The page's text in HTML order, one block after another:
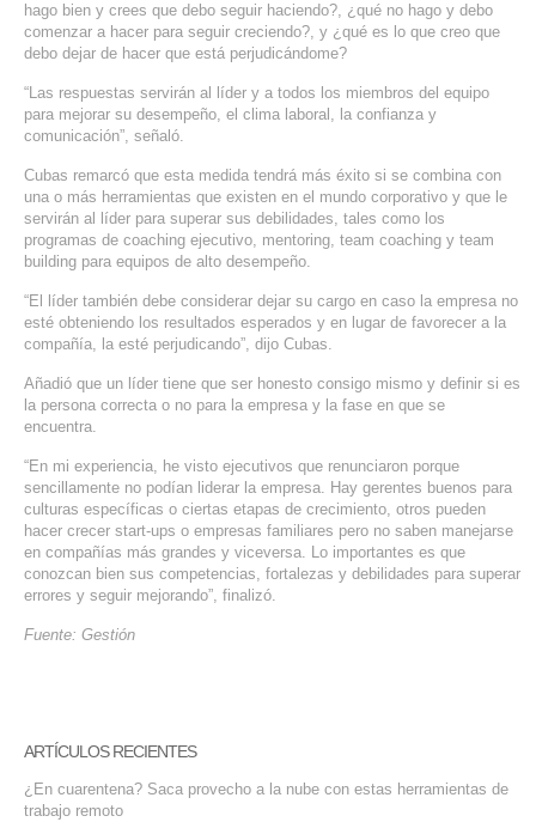
hago bien y crees que debo seguir haciendo?, ¿qué no hago y debo
comenzar a hacer para seguir creciendo?, y ¿qué es lo que creo que
debo dejar de hacer que está perjudicándome?
“Las respuestas servirán al líder y a todos los miembros del equipo
para mejorar su desempeño, el clima laboral, la confianza y
comunicación”, señaló.
Cubas remarcó que esta medida tendrá más éxito si se combina con
una o más herramientas que existen en el mundo corporativo y que le
servirán al líder para superar sus debilidades, tales como los
programas de coaching ejecutivo, mentoring, team coaching y team
building para equipos de alto desempeño.
“El líder también debe considerar dejar su cargo en caso la empresa no
esté obteniendo los resultados esperados y en lugar de favorecer a la
compañía, la esté perjudicando”, dijo Cubas.
Añadió que un líder tiene que ser honesto consigo mismo y definir si es
la persona correcta o no para la empresa y la fase en que se
encuentra.
“En mi experiencia, he visto ejecutivos que renunciaron porque
sencillamente no podían liderar la empresa. Hay gerentes buenos para
culturas específicas o ciertas etapas de crecimiento, otros pueden
hacer crecer start-ups o empresas familiares pero no saben manejarse
en compañías más grandes y viceversa. Lo importantes es que
conozcan bien sus competencias, fortalezas y debilidades para superar
errores y seguir mejorando”, finalizó.
Fuente: Gestión
ARTÍCULOS RECIENTES
¿En cuarentena? Saca provecho a la nube con estas herramientas de
trabajo remoto